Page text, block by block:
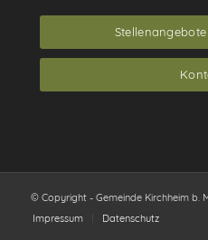
© Copyright - Gemeinde Kirchheim b.
Impressum
Datenschutz